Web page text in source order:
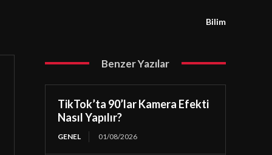
Bilim
Benzer Yazılar
TikTok’ta 90’lar Kamera Efekti
Nasıl Yapılır?
GENEL 01/08/2026